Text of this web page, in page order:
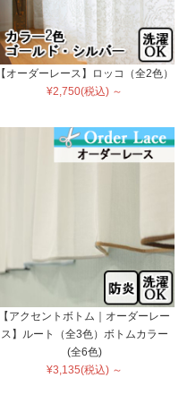
【オーダーレース】ロッコ（全2色）
¥2,750(税込) ～
【アクセントボトム｜オーダーレー
ス】ルート（全3色）ボトムカラー
(全6色)
¥3,135(税込) ～